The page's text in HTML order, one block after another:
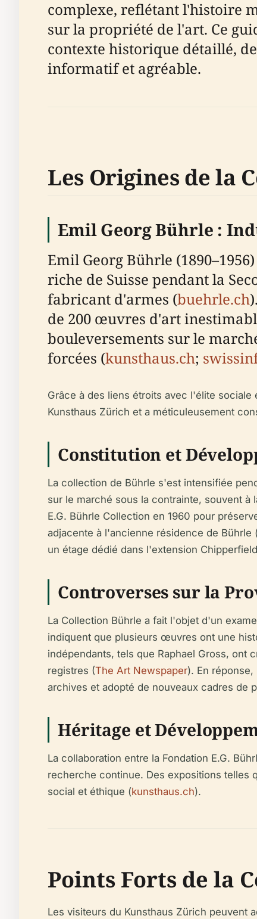
complexe, reflétant l'histoire
sur la propriété de l'art. Ce
contexte historique détaillé,
informatif et agréable.
Les Origines de la
Emil Georg Bührle :
Emil Georg Bührle
riche de Suisse pendant la
fabricant d'armes (buehrle.ch
de 200 œuvres d'art
bouleversements sur le
forcées (kunsthaus.ch;
Grâce à des liens étroits avec l'élite
Kunsthaus Zürich et a méticuleusement
Constitution et
La collection de Bührle s'est intensifiée
sur le marché sous la contrainte, souvent à
E.G. Bührle Collection en 1960 pour
adjacente à l'ancienne résidence de Bührle
un étage dédié dans l'extension
Controverses sur la
La Collection Bührle a fait l'objet d'un
indiquent que plusieurs œuvres ont une
indépendants, tels que Raphael Gross, ont
registres (The Art Newspaper). En
archives et adopté de nouveaux cadres de
Héritage et
La collaboration entre la Fondation E.G.
recherche continue. Des expositions
social et éthique (kunsthaus.ch).
Points Forts de la
Les visiteurs du Kunsthaus Zürich peuvent